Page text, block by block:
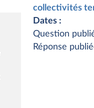
collectivités
Dates :
Question
Réponse